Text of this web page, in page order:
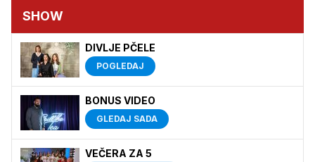
SHOW
DIVLJE PČELE
POGLEDAJ
BONUS VIDEO
GLEDAJ SADA
VEČERA ZA 5